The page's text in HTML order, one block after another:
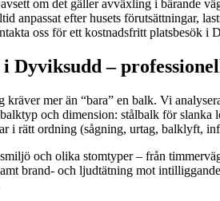
om det gäller avväxling i bärande
efter husets förutsättningar,
oss för ett kostnadsfritt platsbesök
Dyviksudd –
kräver mer än “bara” en balk. Vi
och dimension: stålbalk för
i rätt ordning (sågning, urtag, balklyft,
och olika stomtyper – från
brand- och ljudtätning mot